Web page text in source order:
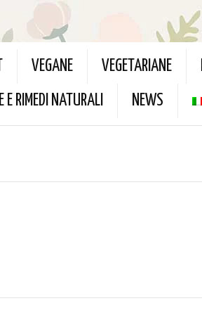
VEGANE VEGETARIANE
E RIMEDI NATURALI NEWS